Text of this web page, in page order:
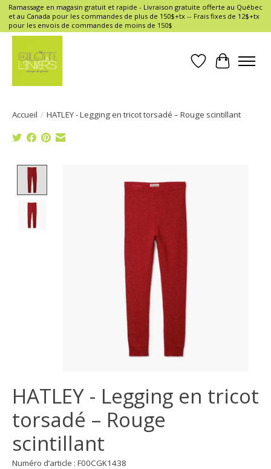
Ramassage en magasin gratuit et rapide - Livraison gratuite offerte au Québec
et au Canada pour les commandes de plus de 150$+tx -- Frais fixes de 12$+tx
pour les envois de commandes de moins de 150$
Liste dePanier
Accueil / HATLEY - Legging en tricot torsadé – Rouge scintillant
HATLEY - Legging en tricot
torsadé – Rouge
scintillant
Numéro d’article : F00CGK1438